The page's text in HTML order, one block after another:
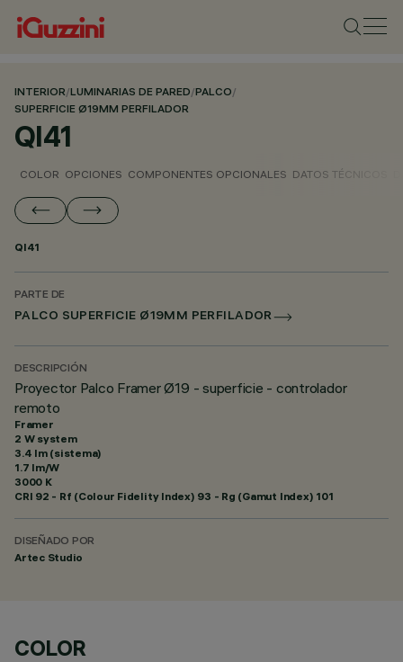
INTERIOR/LUMINARIAS DE PARED/PALCO/
SUPERFICIE Ø19MM PERFILADOR
QI41
COLOR OPCIONES COMPONENTES OPCIONALES DATOS TÉCNICOS
QI41
PARTE DE
PALCO SUPERFICIE Ø19MM PERFILADOR
DESCRIPCIÓN
Proyector Palco Framer Ø19 - superficie - controlador
remoto
Framer
2 W system
3.4 lm (sistema)
1.7 lm/W
3000 K
CRI 92 - Rf (Colour Fidelity Index) 93 - Rg (Gamut Index) 101
DISEÑADO POR
Artec Studio
COLOR